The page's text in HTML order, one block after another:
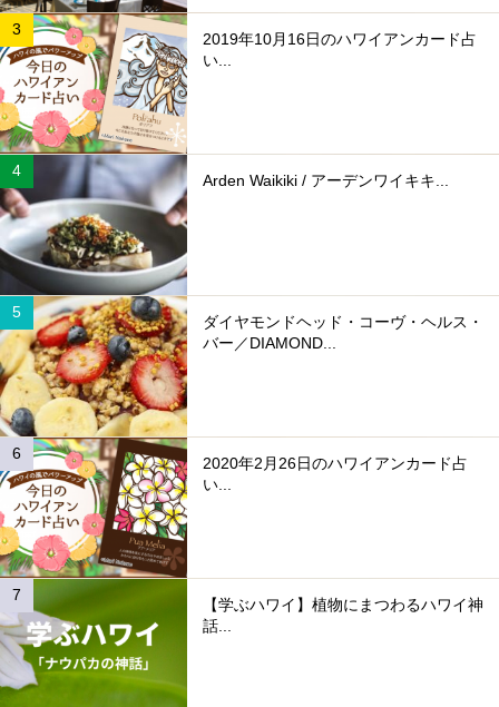
2019年10月16日のハワイアンカード占
い...
Arden Waikiki / アーデンワイキキ...
ダイヤモンドヘッド・コーヴ・ヘルス・
バー／DIAMOND...
2020年2月26日のハワイアンカード占
い...
【学ぶハワイ】植物にまつわるハワイ神
話...